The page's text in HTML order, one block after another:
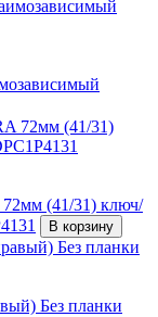
(41/31) ключ/
В корзину
Без планки